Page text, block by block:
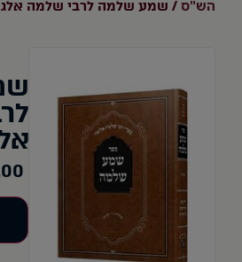
הש"ס / שמע שלמה לרבי שלמה